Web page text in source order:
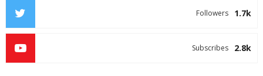
1.7k
Followers
2.8k
Subscribes